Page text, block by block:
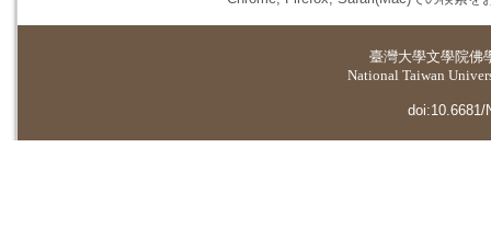
臺灣大學文學院佛
National Taiwan
doi:10.6681/